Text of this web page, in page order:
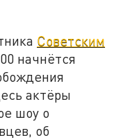
Советским
начнётся
актёры
шоу о
об